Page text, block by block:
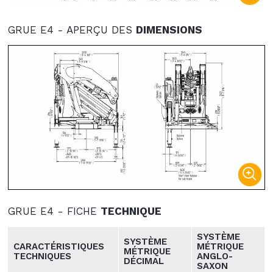
GRUE E4 - APERÇU DES DIMENSIONS
GRUE E4 - FICHE TECHNIQUE
CARACTÉRISTIQUES
TECHNIQUES
SYSTÈME
MÉTRIQUE
DÉCIMAL
SYSTÈME
MÉTRIQUE
ANGLO-
SAXON